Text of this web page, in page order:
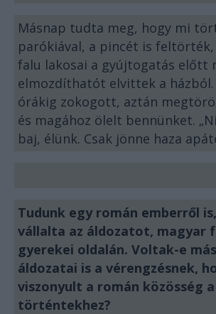
Másnap tudta meg, hogy mi
parókiával, a pincét is feltörték,
falu lakosai a gyújtogatás előtt
elmozdíthatót elvittek a házból.
órákig zokogott, aztán
és magához ölelt bennünket.
baj, élünk. Csak jönne haza
Tudunk egy román emberről
vállalta az áldozatot, magyar
gyerekei oldalán. Voltak-e
áldozatai is a vérengzésnek,
viszonyult a román közösség a
történtekhez?